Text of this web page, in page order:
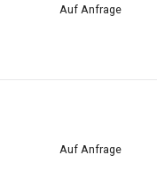
Auf Anfrage
Auf Anfrage